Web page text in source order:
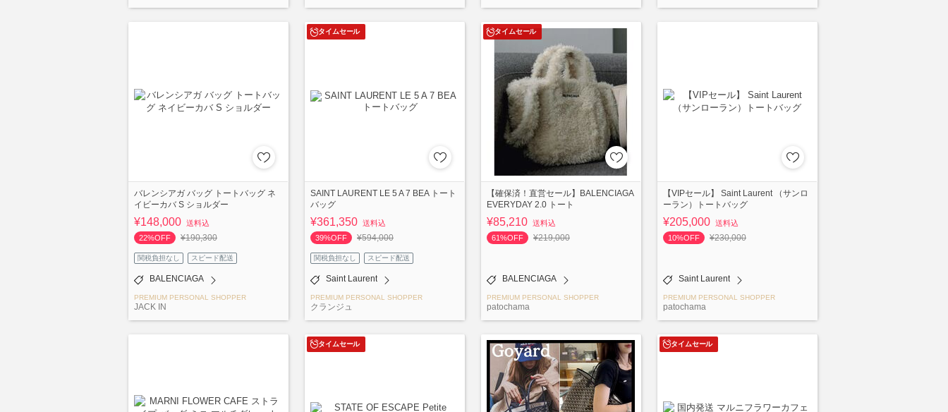
バレンシアガ バッグ トートバッグ ネ
イビーカバ S ショルダー
¥148,000 送料込
22%OFF
¥190,300
関税負担なし スピード配送
BALENCIAGA
PREMIUM PERSONAL SHOPPER
JACK IN
タイムセール
SAINT LAURENT LE 5 A 7 BEA トート
バッグ
¥361,350 送料込
39%OFF
¥594,000
関税負担なし スピード配送
Saint Laurent
PREMIUM PERSONAL SHOPPER
クランジュ
タイムセール
【確保済！直営セール】BALENCIAGA
EVERYDAY 2.0 トート
¥85,210 送料込
61%OFF
¥219,000
BALENCIAGA
PREMIUM PERSONAL SHOPPER
patochama
【VIPセール】 Saint Laurent （サンロ
ーラン）トートバッグ
¥205,000 送料込
10%OFF
¥230,000
Saint Laurent
PREMIUM PERSONAL SHOPPER
patochama
タイムセール タイムセール